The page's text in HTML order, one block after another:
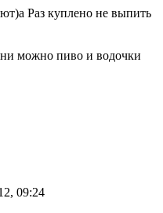
Раз куплено не выпить
можно пиво и водочки
09:24